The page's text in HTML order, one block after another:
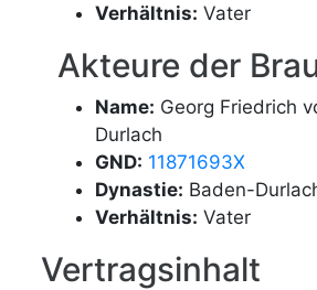
Verhältnis: Vater
Akteure der
Name: Georg Friedrich
Durlach
GND: 11871693X
Dynastie: Baden-
Verhältnis: Vater
Vertragsinhalt